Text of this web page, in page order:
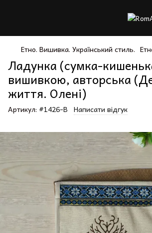
Етно. Вишивка. Український стиль.
Ладунка (сумка-
вишивкою, авторська
життя. Олені)
Артикул: #1426-В Написати відгук